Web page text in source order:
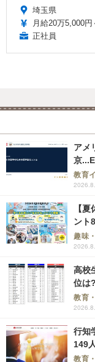
埼玉県
月給20万5,000円
正社員
アメ
京
教育
【
ント
趣味
高校
位は?
教育
行知
149
教育